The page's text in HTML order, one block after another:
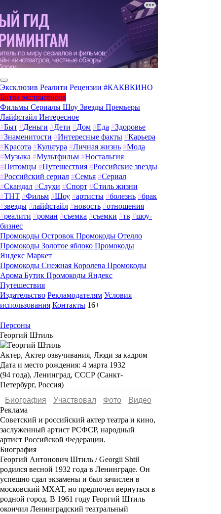
Эксклюзив Реалити Рецензии #КАКВКИНО
Битва экстрасенсов
Фильмы Сериалы Шоу Звезды Премьеры
Лайфстайл Интересное
#Быт #Деньги #Дети #Дом #Еда #Здоровье
#Знаменитости #Интересные факты #Карьера
#Красота #Культура #Личная жизнь #Мода
#Музыка #Мультфильм #Ностальгия
#Питомцы #Путешествия #Российские звезды
#Российский сериал #Семья #Сериал
#Скандал #Слухи #Спорт #Стиль жизни
#ТНТ #Фильм #Шоу #артисты #болезнь #брак
#звезды #лайфстайл #новость #отношения
#реалити #роман #съемка #съемки #тв #шоу-
бизнес
Промокоды Островок Промокоды Отелло
Промокоды Золотое яблоко Промокоды
Яндекс Маркет
Промокоды Снежная Королева Промокоды
Арома Бутик Промокоды Яндекс
Путешествия
Издательство Рекламодателям Условия
использования Контакты 16+
Персоны
Георгий Штиль
Актер, Актер озвучивания, Люди за кадром
Дата и место рождения: 4 марта 1932
(94 года), Ленинград, СССР (Санкт-
Петербург, Россия)
Биография
Участвовал Фото
Видеo
Реклама
Советский и российский актер театра и кино,
заслуженный артист РСФСР, народный
артист Российской Федерации.
Биография
Георгий Антонович Штиль / Georgii Shtil
родился весной 1932 года в Ленинграде. Он
успешно сдал экзамены и был зачислен в
московский МХАТ, но предпочел вернуться в
родной город. В 1961 году Георгий Штиль
окончил Ленинградский театральный